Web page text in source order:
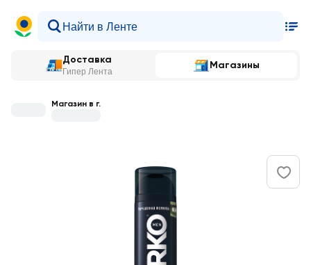
Доставка
Гипер Лента
Магазины
Магазин в г.